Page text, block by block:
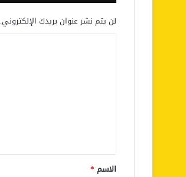
لن يتم نشر عنوان بريدك الإلكتروني.
*
الاسم *